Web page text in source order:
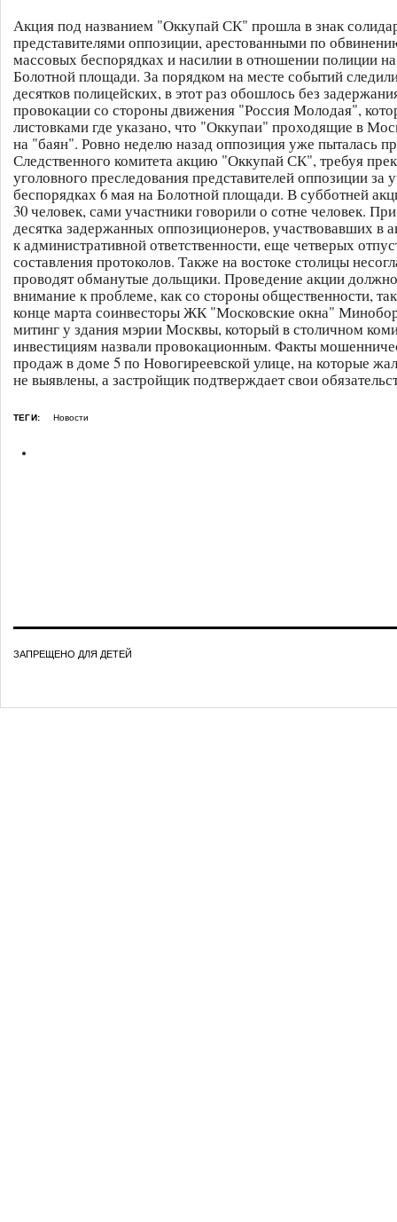
Акция под названием "Оккупай СК" прошла в знак
представителями оппозиции, арестованными по
массовых беспорядках и насилии в отношении полиции
Болотной площади. За порядком на месте событий
десятков полицейских, в этот раз обошлось без
провокации со стороны движения "Россия Молодая",
листовками где указано, что "Оккупаи" проходящие в
на "баян". Ровно неделю назад оппозиция уже пыталась
Следственного комитета акцию "Оккупай СК", требуя
уголовного преследования представителей оппозиции за
беспорядках 6 мая на Болотной площади. В субботней
30 человек, сами участники говорили о сотне человек.
десятка задержанных оппозиционеров, участвовавших в
к административной ответственности, еще четверых
составления протоколов. Также на востоке столицы
проводят обманутые дольщики. Проведение акции
внимание к проблеме, как со стороны общественности,
конце марта соинвесторы ЖК "Московские окна"
митинг у здания мэрии Москвы, который в столичном
инвестициям назвали провокационным. Факты
продаж в доме 5 по Новогиреевской улице, на которые
не выявлены, а застройщик подтверждает свои
ТЕГИ: Новости
ЗАПРЕЩЕНО ДЛЯ ДЕТЕЙ